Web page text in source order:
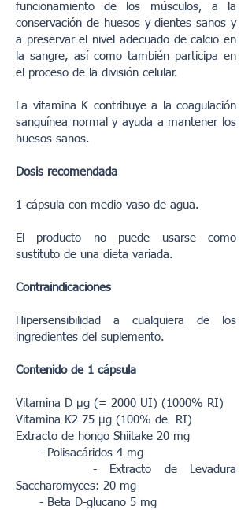
funcionamiento de los músculos, a la
conservación de huesos y dientes sanos y
a preservar el nivel adecuado de calcio en
la sangre, así como también participa en
el proceso de la división celular.
La vitamina K contribuye a la coagulación
sanguínea normal y ayuda a mantener los
huesos sanos.
Dosis recomendada
1 cápsula con medio vaso de agua.
El producto no puede usarse como
sustituto de una dieta variada.
Contraindicaciones
Hipersensibilidad a cualquiera de los
ingredientes del suplemento.
Contenido de 1 cápsula
Vitamina D μg (= 2000 UI) (1000% RI)
Vitamina K2 75 μg (100% de RI)
Extracto de hongo Shiitake 20 mg
- Polisacáridos 4 mg
- Extracto de Levadura
Saccharomyces: 20 mg
- Beta D-glucano 5 mg